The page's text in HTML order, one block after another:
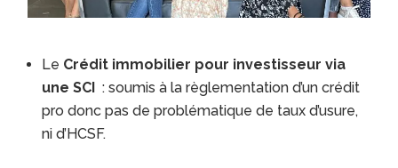
Le Crédit immobilier pour investisseur via
une SCI
: soumis à la règlementation d’un crédit
pro donc pas de problématique de taux d’usure,
ni d’HCSF.